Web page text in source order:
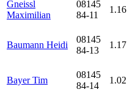
Gneissl
Maximilian
08145
84-11
1.16
Baumann Heidi
08145
84-13
1.17
Bayer Tim
08145
84-14
1.02